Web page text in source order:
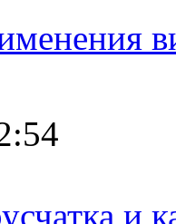
и